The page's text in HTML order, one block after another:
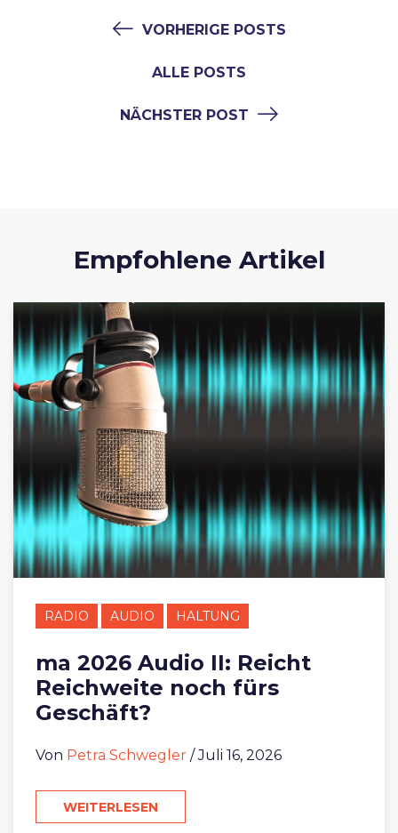
VORHERIGE POSTS
ALLE POSTS
NÄCHSTER POST
Empfohlene Artikel
RADIO AUDIO HALTUNG
ma 2026 Audio II: Reicht
Reichweite noch fürs
Geschäft?
Von Petra Schwegler / Juli 16, 2026
WEITERLESEN